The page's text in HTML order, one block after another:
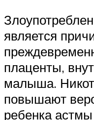
является
плаценты,
малыша.
повышают
ребенка